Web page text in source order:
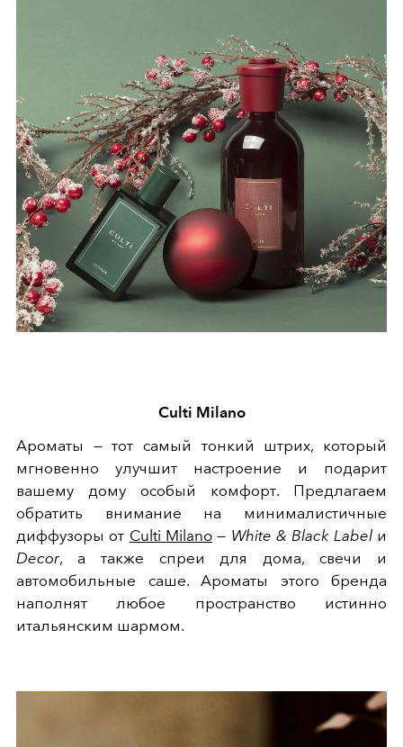
Culti Milano
Ароматы — тот самый тонкий штрих, который
мгновенно улучшит настроение и подарит
вашему дому особый комфорт. Предлагаем
обратить внимание на минималистичные
диффузоры от Culti Milano — White & Black Labelи
Decor, а также спреи для дома, свечи и
автомобильные саше. Ароматы этого бренда
наполнят любое пространство истинно
итальянским шармом.